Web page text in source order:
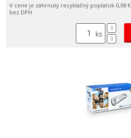
V cene je zahrnutý recyklačný poplatok 0,08 €
bez DPH
ks